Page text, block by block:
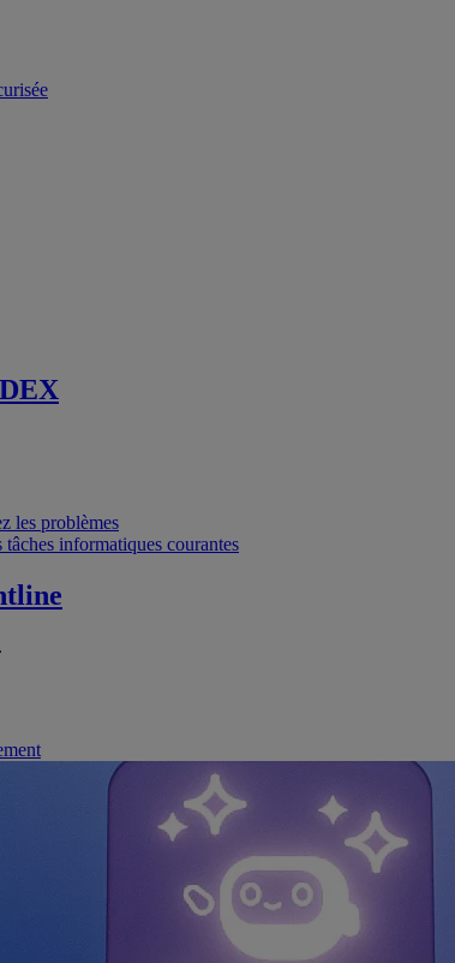
les problèmes
informatiques courantes